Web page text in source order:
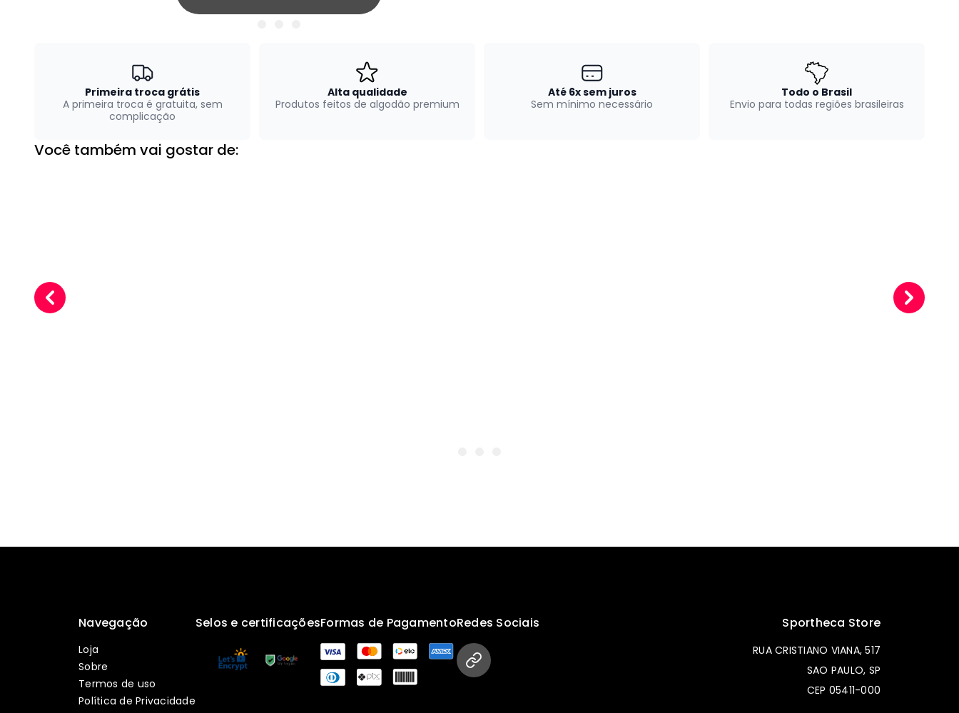
Primeira troca grátis
A primeira troca é gratuita, sem
complicação
Alta qualidade
Produtos feitos de algodão premium
Até 6x sem juros
Sem mínimo necessário
Todo o Brasil
Envio para todas regiões brasileiras
Você também vai gostar de:
Navegação
Loja
Sobre
Termos de uso
Política de Privacidade
Selos e certificaçõesFormas de PagamentoRedes Sociais Sportheca Store
RUA CRISTIANO VIANA, 517
SAO PAULO, SP
CEP 05411-000